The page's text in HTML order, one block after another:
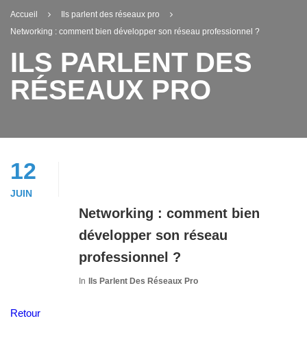
Accueil
Ils parlent des réseaux pro
Networking : comment bien développer son réseau professionnel ?
ILS PARLENT DES
RÉSEAUX PRO
12
JUIN
Networking : comment bien
développer son réseau
professionnel ?
In Ils Parlent Des Réseaux Pro
Retour